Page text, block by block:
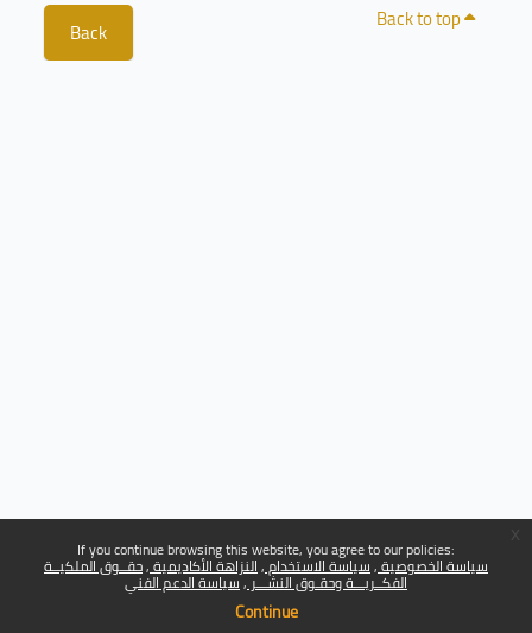
If you continue browsing this website, you agree to our policies:
سياسة الخصوصية سياسة الاستخدام النزاهة الأكاديمية حقــوق الملكيــة
الفكــريـــة وحقـوق النشـــر سياسة الدعم الفني
Continue
Back Back to top